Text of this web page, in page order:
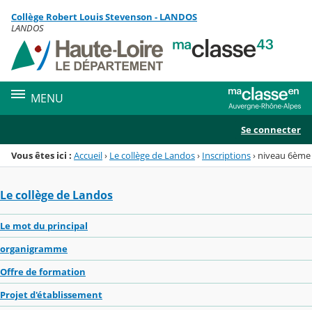
Menu de la rubrique
Contenu
Collège Robert Louis Stevenson - LANDOS
LANDOS
MENU
Se connecter
Vous êtes ici : Accueil› Le collège de Landos› Inscriptions› niveau 6ème
Le collège de Landos
Le mot du principal
organigramme
Offre de formation
Projet d'établissement